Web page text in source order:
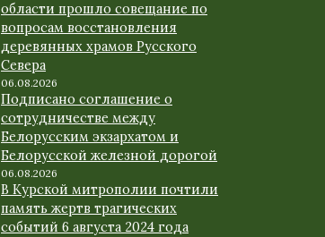
области прошло совещание по
вопросам восстановления
деревянных храмов Русского
Севера
06.08.2026
Подписано соглашение о
сотрудничестве между
Белорусским экзархатом и
Белорусской железной дорогой
06.08.2026
В Курской митрополии почтили
память жертв трагических
событий 6 августа 2024 года